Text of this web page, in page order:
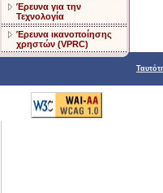
Έρευνα για την
Τεχνολογία
Έρευνα ικανοποίησης
χρηστών (VPRC)